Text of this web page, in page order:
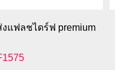
งแฟลชไดร์ฟ premium